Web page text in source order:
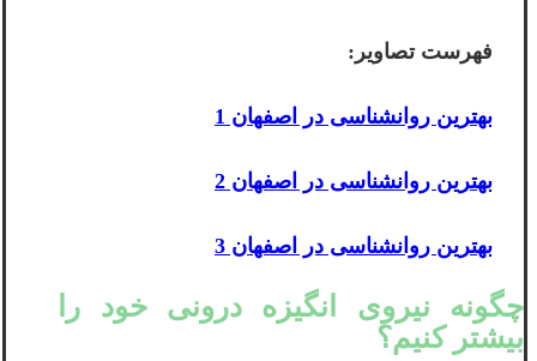
فهرست تصاویر:
بهترین روانشناسی در اصفهان 1
بهترین روانشناسی در اصفهان 2
بهترین روانشناسی در اصفهان 3
چگونه نیروی انگیزه درونی خود را
بیشتر کنیم؟